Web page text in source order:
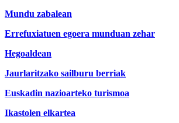
Mundu zabalean
Errefuxiatuen egoera munduan zehar
Hegoaldean
Jaurlaritzako sailburu berriak
Euskadin nazioarteko turismoa
Ikastolen elkartea